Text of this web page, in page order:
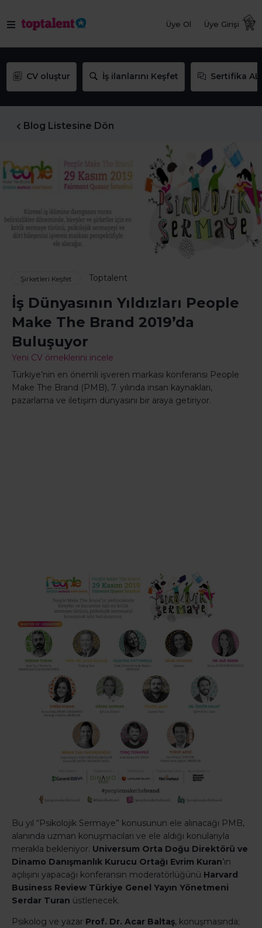
Üye Ol Üye Girişi
CV oluştur İş ilanlarını Keşfet Sertifika AL
Blog Listesine Dön
Şirketleri Keşfet Toptalent
İş Dünyasının Yıldızları People
Make The Brand 2019’da
Buluşuyor
Yeni CV örneklerini incele
Türkiye’nin en önemli işveren markası konferansı People
Make The Brand (PMB), 7. yılında insan kaynakları,
pazarlama ve iletişim dünyasını bir araya getiriyor.
Bu yıl “Psikolojik Sermaye” konusunun ele alınacağı PMB,
alanında uzman konuşmacıları ve ele aldığı konularıyla
merakla bekleniyor. Universum Orta Doğu Direktörü ve
Dinamo Danışmanlık Kurucu Ortağı Evrim Kuran’ın
açılışını yapacağı konferansın moderatörlüğünü Harvard
Business Review Türkiye Genel Yayın Yönetmeni
Serdar Turan üstlenecek.
Psikolog ve yazar Prof. Dr. Acar Baltaş, konuşmasında;